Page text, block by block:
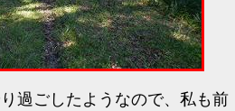
過ごしたようなので、私も前